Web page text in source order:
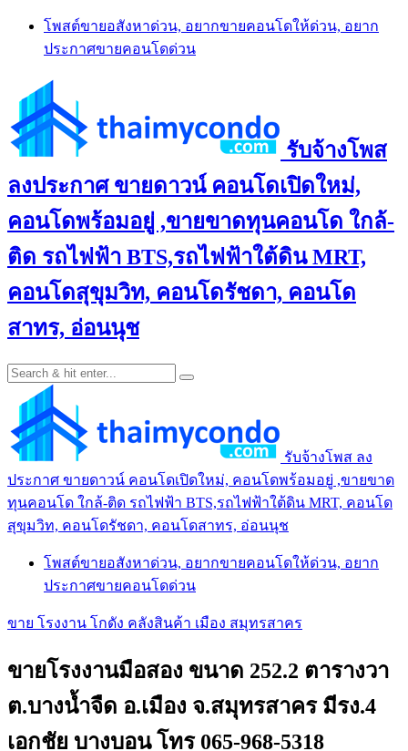
Skip
content
โพสต์ขายอสังหาด่วน, อยากขายคอนโดให้ด่วน, อยาก
ประกาศขายคอนโดด่วน
รับจ้างโพส
ลงประกาศ ขายดาวน์ คอนโดเปิดใหม่,
คอนโดพร้อมอยู่ ,ขายขาดทุนคอนโด ใกล้-
ติด รถไฟฟ้า BTS,รถไฟฟ้าใต้ดิน MRT,
คอนโดสุขุมวิท, คอนโดรัชดา, คอนโด
สาทร, อ่อนนุช
รับจ้างโพส ลง
ประกาศ ขายดาวน์ คอนโดเปิดใหม่, คอนโดพร้อมอยู่ ,ขายขาด
ทุนคอนโด ใกล้-ติด รถไฟฟ้า BTS,รถไฟฟ้าใต้ดิน MRT, คอนโด
สุขุมวิท, คอนโดรัชดา, คอนโดสาทร, อ่อนนุช
โพสต์ขายอสังหาด่วน, อยากขายคอนโดให้ด่วน, อยาก
ประกาศขายคอนโดด่วน
ขาย โรงงาน โกดัง คลังสินค้า เมือง สมุทรสาคร
ขายโรงงานมือสอง ขนาด 252.2 ตารางวา
ต.บางน้ำจืด อ.เมือง จ.สมุทรสาคร มีรง.4
เอกชัย บางบอน โทร 065-968-5318